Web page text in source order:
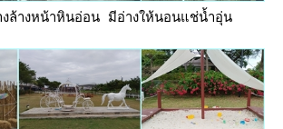
งล้างหน้าหินอ่อน มีอ่างให้นอนแช่น้ำอุ่น